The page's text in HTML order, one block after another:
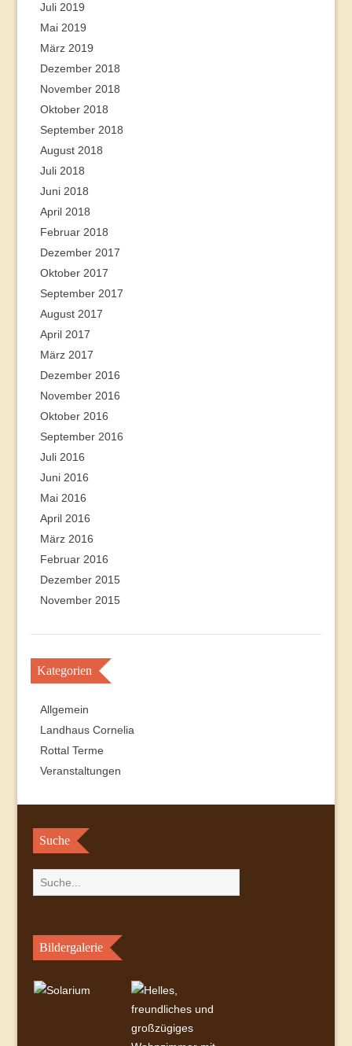
Juli 2019
Mai 2019
März 2019
Dezember 2018
November 2018
Oktober 2018
September 2018
August 2018
Juli 2018
Juni 2018
April 2018
Februar 2018
Dezember 2017
Oktober 2017
September 2017
August 2017
April 2017
März 2017
Dezember 2016
November 2016
Oktober 2016
September 2016
Juli 2016
Juni 2016
Mai 2016
April 2016
März 2016
Februar 2016
Dezember 2015
November 2015
Kategorien
Allgemein
Landhaus Cornelia
Rottal Terme
Veranstaltungen
Suche
Bildergalerie